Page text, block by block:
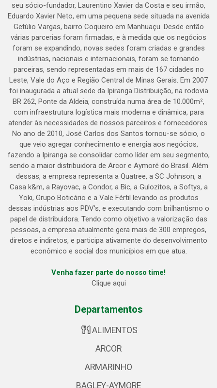
seu sócio-fundador, Laurentino Xavier da Costa e seu irmão,
Eduardo Xavier Neto, em uma pequena sede situada na avenida
Getúlio Vargas, bairro Coqueiro em Manhuaçu. Desde então
várias parcerias foram firmadas, e à medida que os negócios
foram se expandindo, novas sedes foram criadas e grandes
indústrias, nacionais e internacionais, foram se tornando
parceiras, sendo representadas em mais de 167 cidades no
Leste, Vale do Aço e Região Central de Minas Gerais. Em 2007
foi inaugurada a atual sede da Ipiranga Distribuição, na rodovia
BR 262, Ponte da Aldeia, construída numa área de 10.000m²,
com infraestrutura logística mais moderna e dinâmica, para
atender às necessidades de nossos parceiros e fornecedores.
No ano de 2010, José Carlos dos Santos tornou-se sócio, o
que veio agregar conhecimento e energia aos negócios,
fazendo a Ipiranga se consolidar como líder em seu segmento,
sendo a maior distribuidora de Arcor e Aymoré do Brasil. Além
dessas, a empresa representa a Quatree, a SC Johnson, a
Casa k&m, a Rayovac, a Condor, a Bic, a Gulozitos, a Softys, a
Yoki, Grupo Boticário e a Vale Fértil levando os produtos
dessas indústrias aos PDV’s, e executando com brilhantismo o
papel de distribuidora. Tendo como objetivo a valorização das
pessoas, a empresa atualmente gera mais de 300 empregos,
diretos e indiretos, e participa ativamente do desenvolvimento
econômico e social dos municípios em que atua.
Venha fazer parte do nosso time!
Clique aqui
Departamentos
ALIMENTOS
ARCOR
ARMARINHO
BAGLEY-AYMORE